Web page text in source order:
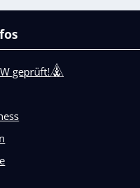
geprüft!